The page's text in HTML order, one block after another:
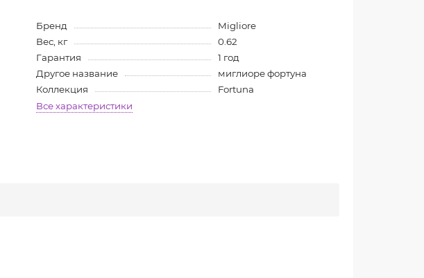
Бренд
Migliore
Вес, кг
0.62
Гарантия
1 год
Другое название
миглиоре фортуна
Коллекция
Fortuna
Все характеристики